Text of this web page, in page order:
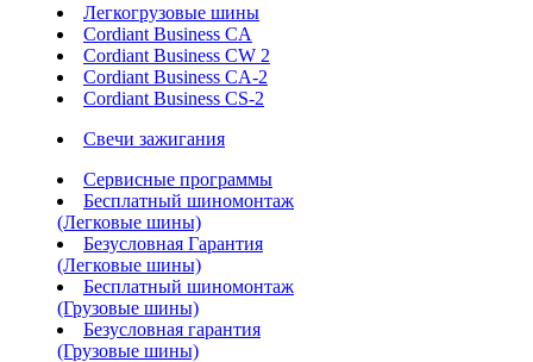
Легкогрузовые шины
Cordiant Business CA
Cordiant Business CW 2
Cordiant Business CA-2
Cordiant Business CS-2
Свечи зажигания
Сервисные программы
Бесплатный шиномонтаж
(Легковые шины)
Безусловная Гарантия
(Легковые шины)
Бесплатный шиномонтаж
(Грузовые шины)
Безусловная гарантия
(Грузовые шины)